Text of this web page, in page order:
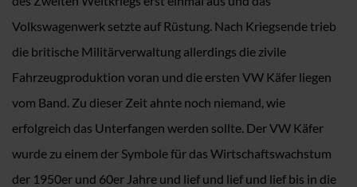
Volkswagenwerk setzte auf Rüstung. Nach Kriegsende trieb
die britische Militärverwaltung allerdings die zivile
Fahrzeugproduktion voran und die ersten VW Käfer liegen
vom Band. Zu dieser Zeit ahnte noch niemand, wie
erfolgreich das Unterfangen werden sollte. Der VW Käfer
wurde zu einem der Symbole für das Wirtschaftswachstum
der 1950er und 60er Jahre und lief und lief und lief bis in die